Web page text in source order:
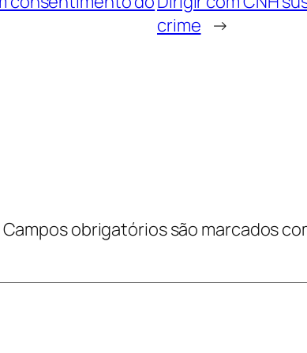
crime →
Campos obrigatórios são marcados